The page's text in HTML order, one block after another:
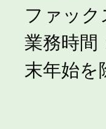
ファッ
業務時間
末年始を